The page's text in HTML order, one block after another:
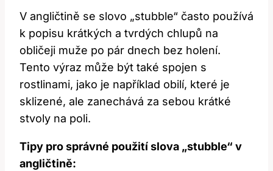
V angličtině se slovo „stubble“ často používá
k popisu krátkých a tvrdých chlupů na
obličeji muže po pár dnech bez holení.
Tento výraz může být také spojen s
rostlinami, jako je například obilí, které je
sklizené, ale zanechává za sebou krátké
stvoly na poli.
Tipy pro správné použití slova „stubble“ v
angličtině: